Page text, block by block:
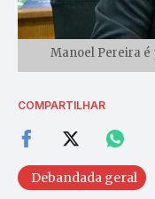
Manoel Pereira
COMPARTILHAR
Debandada geral